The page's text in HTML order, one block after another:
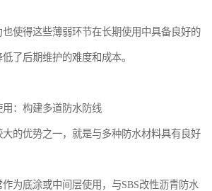
也使得这些薄弱环节在长期使用中具备良好的
了后期维护的难度和成本。
：构建多道防水防线
的优势之一，就是与多种防水材料具有良好
为底涂或中间层使用，与SBS改性沥青防水